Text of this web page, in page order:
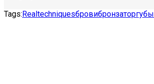
Tags:Realtechniquesбровибронзаторгубы